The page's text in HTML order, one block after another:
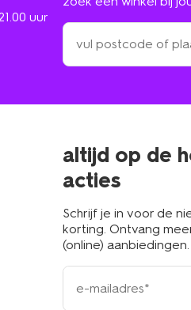
uur
zoek
een
winkel
in
altijd op de
acties
Schrijf je in voor de
korting. Ontvang
(online)
e-
mailadres